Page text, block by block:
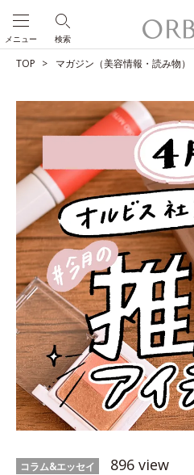
検索
メニュー
TOP マガジン（美容情報・読み物）
コラム&エッセイ 896 view